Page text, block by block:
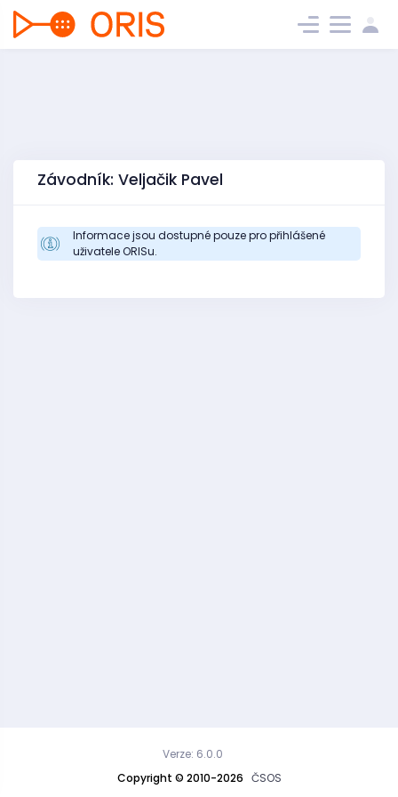
Závodník: Veljačik Pavel
Informace jsou dostupné pouze pro přihlášené
uživatele ORISu.
Copyright © 2010-2026 ČSOS
Verze: 6.0.0